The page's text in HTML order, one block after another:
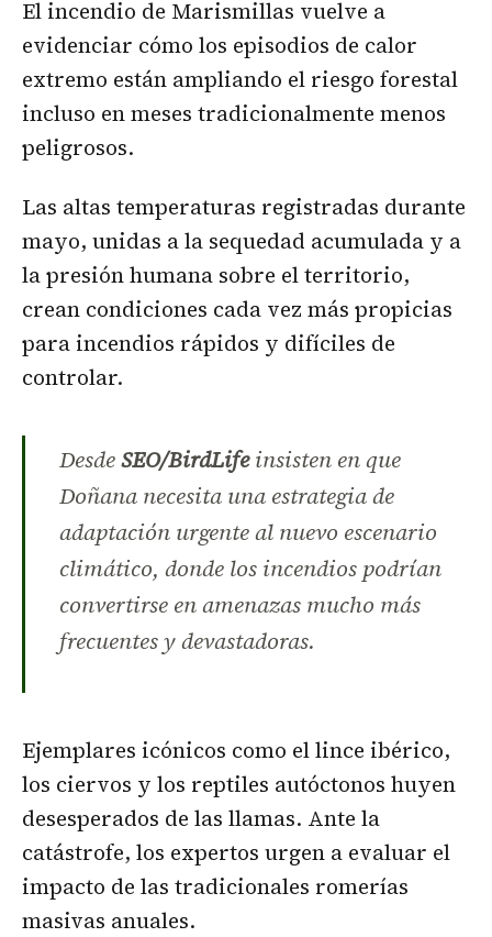
El incendio de Marismillas vuelve a
evidenciar cómo los episodios de calor
extremo están ampliando el riesgo forestal
incluso en meses tradicionalmente menos
peligrosos.
Las altas temperaturas registradas durante
mayo, unidas a la sequedad acumulada y a
la presión humana sobre el territorio,
crean condiciones cada vez más propicias
para incendios rápidos y difíciles de
controlar.
DesdeSEO/BirdLifeinsisten en que
Doñana necesita una estrategia de
adaptación urgente al nuevo escenario
climático, donde los incendios podrían
convertirse en amenazas mucho más
frecuentes y devastadoras.
Ejemplares icónicos como el lince ibérico,
los ciervos y los reptiles autóctonos huyen
desesperados de las llamas. Ante la
catástrofe, los expertos urgen a evaluar el
impacto de las tradicionales romerías
masivas anuales.